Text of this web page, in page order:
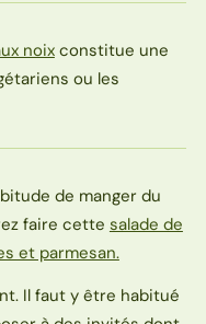
noixconstitue une
ou les
de manger du
faire cette salade de
et parmesan.
Il faut y être habitué